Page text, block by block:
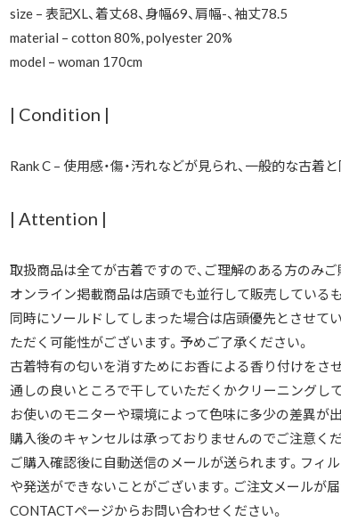
size – 表記XL、着丈68、身幅69、肩幅-、袖丈78.5
material – cotton 80%, polyester 20%
model – woman 170cm
| Condition |
Rank C – 使用感・傷・汚れなどが見られ、一般的な古着
| Attention |
取扱商品は全てが古着ですので、ご理解のある方のみご
オンライン掲載商品は店頭でも並行して販売している
同時にソールドしてしまった場合は店頭優先とさせて
ただく可能性がございます。予めご了承ください。
古着特有の匂いを消すためにお香による香り付けをさ
通しの良いところで干していただくかクリーニングし
お使いのモニターや環境によって色味に多少の差異が
購入後のキャンセルは承っておりませんのでご注意くだ
ご購入確認後に自動送信のメールが送られます。フィ
や発送ができないことがございます。ご注文メールが
CONTACTページからお問い合わせください。